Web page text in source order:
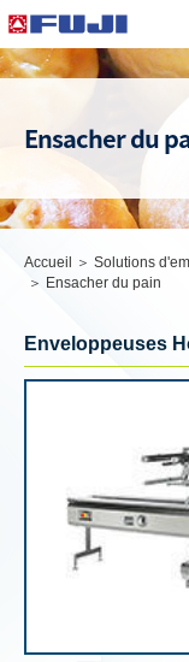
Ensacher du
Accueil Solutions
Ensacher du pain
Enveloppeuses